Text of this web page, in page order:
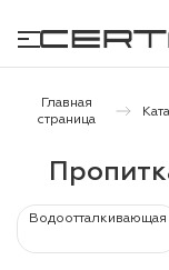
покрытия
и дачи
Главная
страница
Водоотталкивающая